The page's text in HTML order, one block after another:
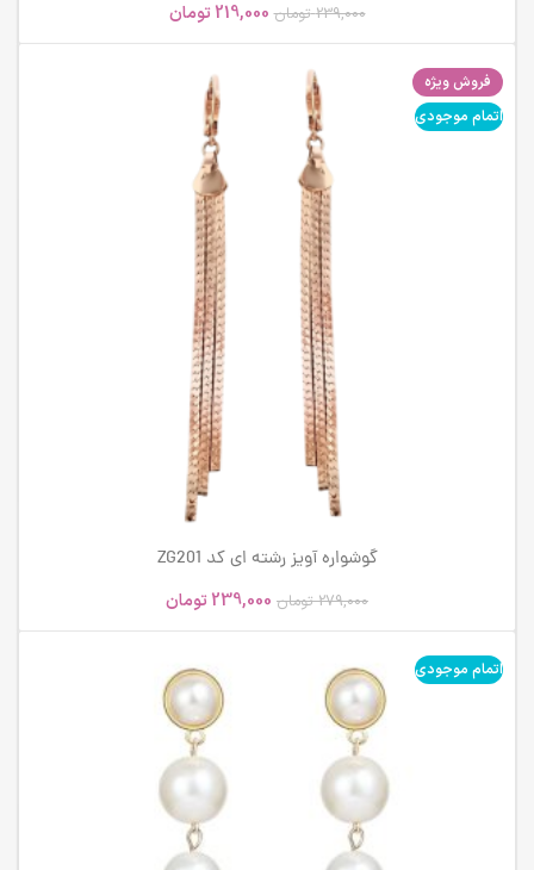
239,000 تومان 219,000 تومان
فروش ویژه
اتمام موجودی
گوشواره آویز رشته ای کد ZG201
279,000 تومان 239,000تومان
اتمام موجودی